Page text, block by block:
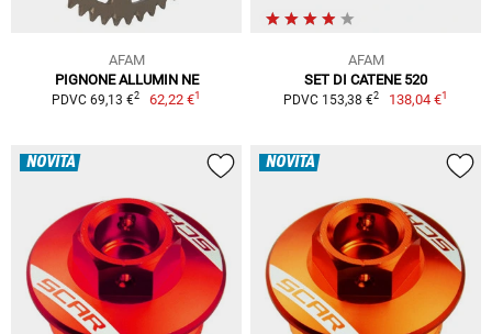
AFAM
PIGNONE ALLUMIN NE
PDVC 69,13 €2 62,22 €1
AFAM
SET DI CATENE 520
PDVC 153,38 €2 138,04 €1
NOVITÀ NOVITÀ